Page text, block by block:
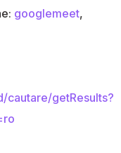
googlemeet,
cautare/getResults?